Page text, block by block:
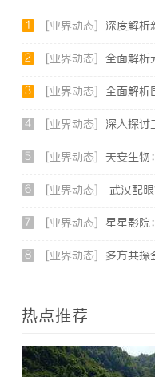
1 [业界动态] 深度解析新明珠岩板
2 [业界动态] 全面解析元亨祥
3 [业界动态] 全面解析国信招标采
4 [业界动态] 深入探讨工业铝型材
5 [业界动态] 天安生物：引领
6 [业界动态] 武汉配
7 [业界动态] 星星影院：点亮你
8 [业界动态] 多方共探金融AI落地路
热点推荐